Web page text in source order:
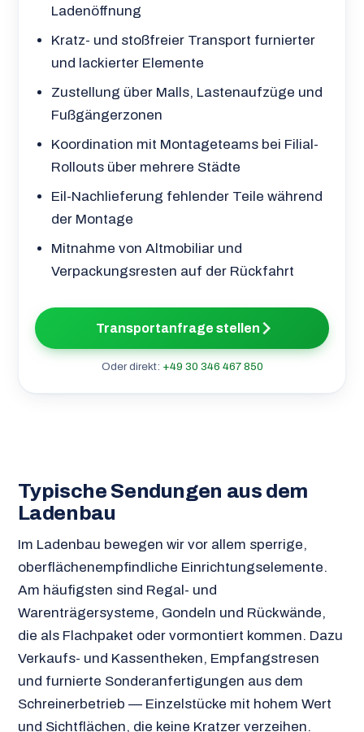
Ladenöffnung
Kratz- und stoßfreier Transport furnierter
und lackierter Elemente
Zustellung über Malls, Lastenaufzüge und
Fußgängerzonen
Koordination mit Montageteams bei Filial-
Rollouts über mehrere Städte
Eil-Nachlieferung fehlender Teile während
der Montage
Mitnahme von Altmobiliar und
Verpackungsresten auf der Rückfahrt
Transportanfrage stellen
Oder direkt: +49 30 346 467 850
Typische Sendungen aus dem
Ladenbau
Im Ladenbau bewegen wir vor allem sperrige,
oberflächenempfindliche Einrichtungselemente.
Am häufigsten sind Regal- und
Warenträgersysteme, Gondeln und Rückwände,
die als Flachpaket oder vormontiert kommen. Dazu
Verkaufs- und Kassentheken, Empfangstresen
und furnierte Sonderanfertigungen aus dem
Schreinerbetrieb — Einzelstücke mit hohem Wert
und Sichtflächen, die keine Kratzer verzeihen.